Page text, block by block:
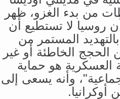
من بدء الغزو، ظهر
روسيا لا تستطيع أن
المستمر من
الحجج الخاطئة أو غير
العسكرية هو حماية
وأنه يسعى إلى
أوكرانيا.